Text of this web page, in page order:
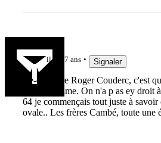
il y a 7 ans Signaler
Re-entendre Roger Couderc, c'est
là il soit calme. On n'a p as ey droit
64 je commençais tout juste à
ovale.. Les frères Cambé, toute une